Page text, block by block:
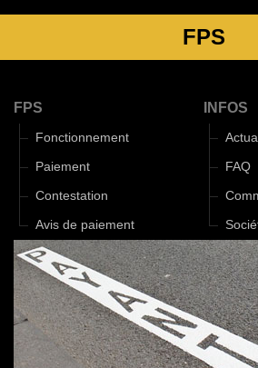
FPS
FPS
Fonctionnement
Paiement
Contestation
Avis de paiement
INFOS
FAQ